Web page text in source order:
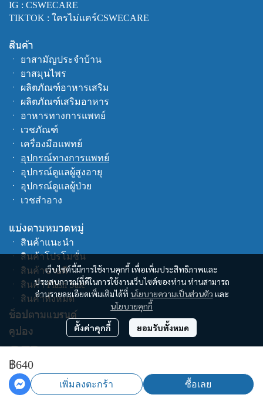
฿640
เพิ่มลงตะกร้า ซื้อเลย
เว็บไซต์นี้มีการใช้งานคุกกี้ เพื่อเพิ่มประสิทธิภาพและ
ประสบการณ์ที่ดีในการใช้งานเว็บไซต์ของท่าน ท่านสามารถ
อ่านรายละเอียดเพิ่มเติมได้ที่ นโยบายความเป็นส่วนตัว และ
นโยบายคุกกี้
ตั้งค่าคุกกี้ ยอมรับทั้งหมด
IG : CSWECARE
TIKTOK : ใครไม่แคร์CSWECARE
สินค้า
ㆍ ยาสามัญประจำบ้าน
ㆍ ยาสมุนไพร
ㆍ ผลิตภัณฑ์อาหารเสริม
ㆍ ผลิตภัณฑ์เสริมอาหาร
ㆍ อาหารทางการแพทย์
ㆍ เวชภัณฑ์
ㆍ เครื่องมือแพทย์
ㆍ อุปกรณ์ทางการแพทย์
ㆍ อุปกรณ์ดูแลผู้สูงอายุ
ㆍ อุปกรณ์ดูแลผู้ป่วย
ㆍ
เวชสำอาง
แบ่งตามหมวดหมู่
ㆍ สินค้าแนะนำ
ㆍสินค้าโปรโมชั่น
ㆍ สินค้าขายดี
ㆍ สินค้า Flash Sale
ㆍ สินค้าทั้งหมด
ช็อปตามแบรนด์
คูปอง
Copyright | All Rights Reserved | Powered by cswecare.com